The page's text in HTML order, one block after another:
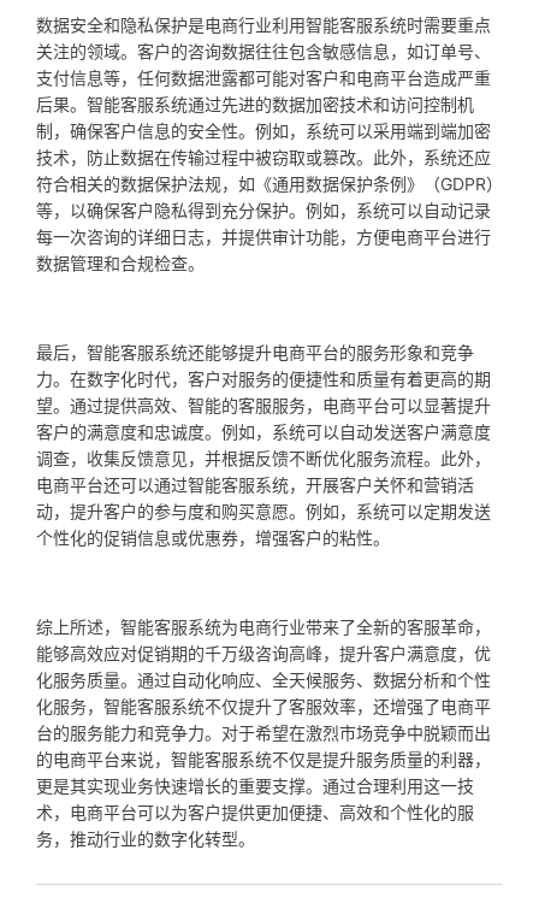
数据安全和隐私保护是电商行业利用智能客服系统时需要重点
关注的领域。客户的咨询数据往往包含敏感信息，如订单号、
支付信息等，任何数据泄露都可能对客户和电商平台造成严重
后果。智能客服系统通过先进的数据加密技术和访问控制机
制，确保客户信息的安全性。例如，系统可以采用端到端加密
技术，防止数据在传输过程中被窃取或篡改。此外，系统还应
符合相关的数据保护法规，如《通用数据保护条例》（GDPR）
等，以确保客户隐私得到充分保护。例如，系统可以自动记录
每一次咨询的详细日志，并提供审计功能，方便电商平台进行
数据管理和合规检查。
最后，智能客服系统还能够提升电商平台的服务形象和竞争
力。在数字化时代，客户对服务的便捷性和质量有着更高的期
望。通过提供高效、智能的客服服务，电商平台可以显著提升
客户的满意度和忠诚度。例如，系统可以自动发送客户满意度
调查，收集反馈意见，并根据反馈不断优化服务流程。此外，
电商平台还可以通过智能客服系统，开展客户关怀和营销活
动，提升客户的参与度和购买意愿。例如，系统可以定期发送
个性化的促销信息或优惠券，增强客户的粘性。
综上所述，智能客服系统为电商行业带来了全新的客服革命，
能够高效应对促销期的千万级咨询高峰，提升客户满意度，优
化服务质量。通过自动化响应、全天候服务、数据分析和个性
化服务，智能客服系统不仅提升了客服效率，还增强了电商平
台的服务能力和竞争力。对于希望在激烈市场竞争中脱颖而出
的电商平台来说，智能客服系统不仅是提升服务质量的利器，
更是其实现业务快速增长的重要支撑。通过合理利用这一技
术，电商平台可以为客户提供更加便捷、高效和个性化的服
务，推动行业的数字化转型。